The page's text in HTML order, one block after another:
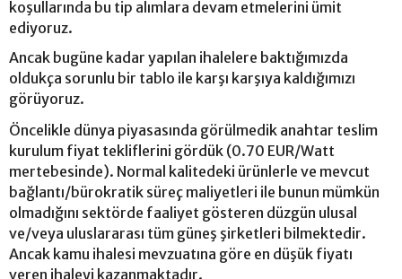
koşullarında bu tip alımlara devam etmelerini ümit
ediyoruz.
Ancak bugüne kadar yapılan ihalelere baktığımızda
oldukça sorunlu bir tablo ile karşı karşıya kaldığımızı
görüyoruz.
Öncelikle dünya piyasasında görülmedik anahtar teslim
kurulum fiyat tekliflerini gördük (0.70 EUR/Watt
mertebesinde). Normal kalitedeki ürünlerle ve mevcut
bağlantı/bürokratik süreç maliyetleri ile bunun mümkün
olmadığını sektörde faaliyet gösteren düzgün ulusal
ve/veya uluslararası tüm güneş şirketleri bilmektedir.
Ancak kamu ihalesi mevzuatına göre en düşük fiyatı
veren ihaleyi kazanmaktadır.